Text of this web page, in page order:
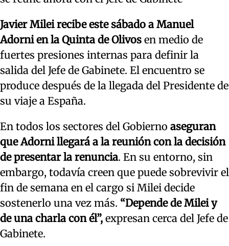
Javier Milei recibe este sábado a Manuel
Adorni en la Quinta de Olivos en medio de
fuertes presiones internas para definir la
salida del Jefe de Gabinete. El encuentro se
produce después de la llegada del Presidente de
su viaje a España.
En todos los sectores del Gobierno aseguran
que Adorni llegará a la reunión con la decisión
de presentar la renuncia. En su entorno, sin
embargo, todavía creen que puede sobrevivir el
fin de semana en el cargo si Milei decide
sostenerlo una vez más. “Depende de Milei y
de una charla con él”, expresan cerca del Jefe de
Gabinete.